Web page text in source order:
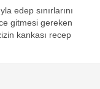
edep sınırlarını
gitmesi gereken
kankası recep